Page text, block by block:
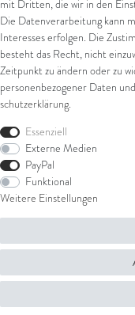
Arena in Arte GmbH
Marktgasse 2,
8600 Dübendorf
Tel: +41 44 821 60 40
E-Mail:info@goldschmiede-
arena.com
© Copyright 2026
mit Dritten, die wir in den
Die Datenverarbeitung kann
Interesses erfolgen. Die
besteht das Recht, nicht
Zeitpunkt zu ändern oder zu
personenbezogener Daten
schutz­erklärung.
Essenziell
Externe Medien
PayPal
Funktional
Weitere Einstellungen